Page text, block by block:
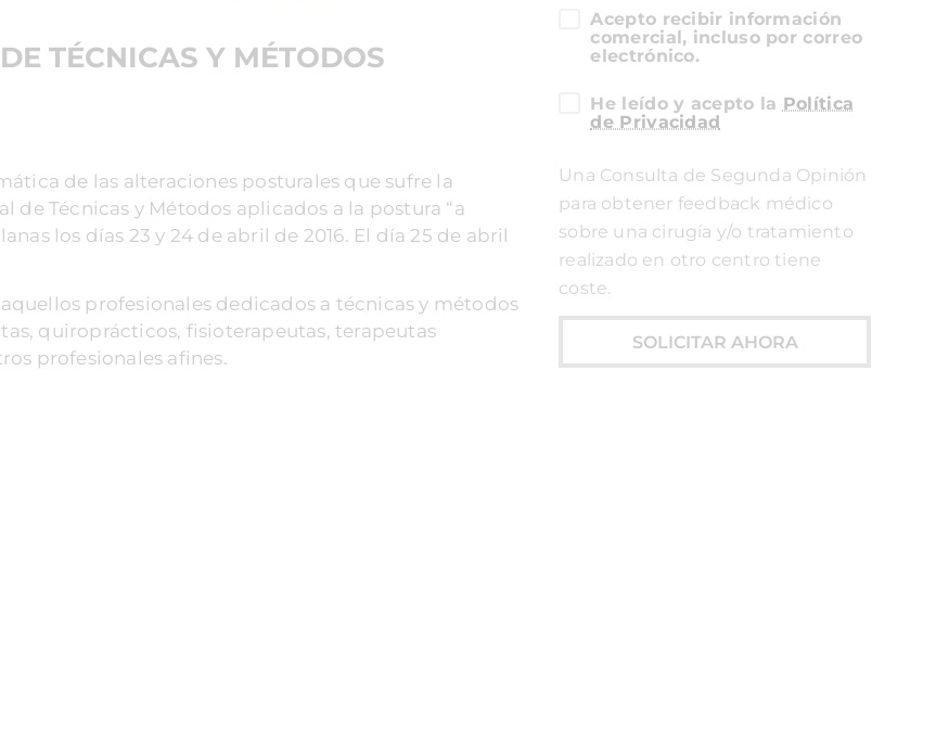
TÉCNICAS Y MÉTODOS
de las alteraciones posturales que sufre la
de Técnicas y Métodos aplicados a la postura “a
los días 23 y 24 de abril de 2016. El día 25 de abril
profesionales dedicados a técnicas y métodos
quiroprácticos, fisioterapeutas, terapeutas
profesionales afines.
Acepto recibir información
comercial, incluso por correo
electrónico.
He leído y acepto la Política
de Privacidad
Una Consulta de Segunda Opinión
para obtener feedback médico
sobre una cirugía y/o tratamiento
realizado en otro centro tiene
coste.
SOLICITAR AHORA